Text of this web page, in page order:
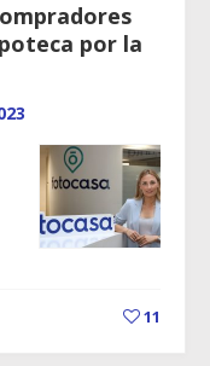
por la
11